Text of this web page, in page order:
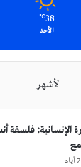
38
℃
الأحد
الأشهر
الإنسانية: فلسفة